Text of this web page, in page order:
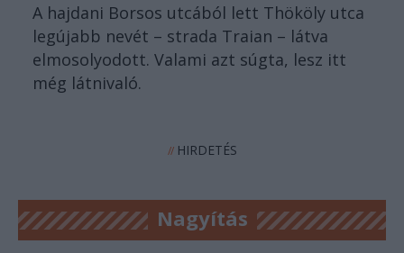
A hajdani Borsos utcából lett Thököly utca
legújabb nevét – strada Traian – látva
elmosolyodott. Valami azt súgta, lesz itt
még látnivaló.
//HIRDETÉS
Nagyítás